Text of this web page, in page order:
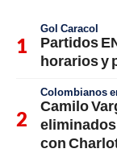
Gol Caracol
Partidos
horarios y
Colombianos
Camilo
eliminados
con